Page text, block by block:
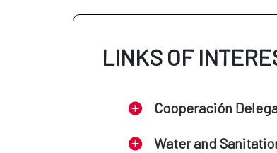
LINKS OF
Cooperación
Water and